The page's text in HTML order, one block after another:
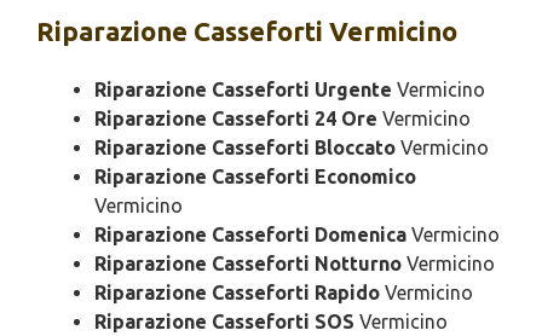
Riparazione Casseforti Vermicino
Riparazione Casseforti Urgente Vermicino
Riparazione Casseforti 24 Ore Vermicino
Riparazione Casseforti Bloccato Vermicino
Riparazione Casseforti Economico
Vermicino
Riparazione Casseforti Domenica Vermicino
Riparazione Casseforti Notturno Vermicino
Riparazione Casseforti Rapido Vermicino
Riparazione Casseforti SOS Vermicino